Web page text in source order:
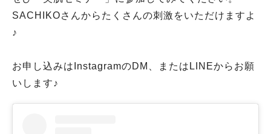
SACHIKOさんからたくさんの刺激をいただけますよ
♪
お申し込みはInstagramのDM、またはLINEからお願
いします♪